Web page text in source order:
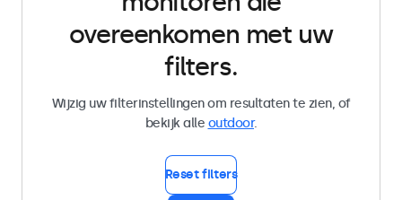
overeenkomen met uw
filters.
Wijzig uw filterinstellingen om resultaten te zien, of
bekijk alle outdoor.
Reset filters